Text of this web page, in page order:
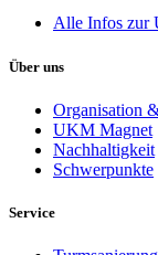
Alle Infos zur
Über uns
Organisation
UKM Magnet
Nachhaltigkeit
Schwerpunkte
Service